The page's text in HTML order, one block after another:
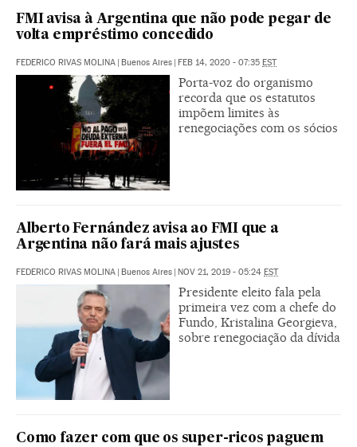
FMI avisa à Argentina que não pode pegar de
volta empréstimo concedido
FEDERICO RIVAS MOLINA Buenos Aires FEB 14, 2020 - 07:35 EST
Porta-voz do organismo
recorda que os estatutos
impõem limites às
renegociações com os sócios
Alberto Fernández avisa ao FMI que a
Argentina não fará mais ajustes
FEDERICO RIVAS MOLINA | Buenos Aires | NOV 21, 2019 - 05:24 EST
Presidente eleito fala pela
primeira vez com a chefe do
Fundo, Kristalina Georgieva,
sobre renegociação da dívida
Como fazer com que os super-ricos paguem